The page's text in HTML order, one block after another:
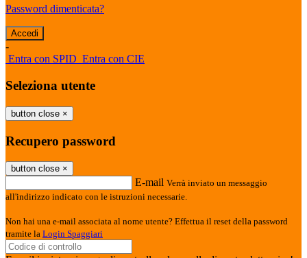
Password dimenticata?
-
Entra con SPID Entra con CIE
Seleziona utente
button close ×
Recupero password
button close ×
E-mail Verrà inviato un messaggio
all'indirizzo indicato con le istruzioni necessarie.
Non hai una e-mail associata al nome utente? Effettua il reset della password
tramite la Login Spaggiari